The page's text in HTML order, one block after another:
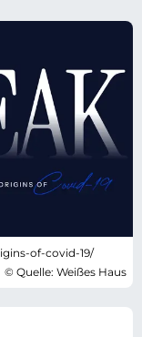
of-covid-19/
© Quelle: Weißes Haus